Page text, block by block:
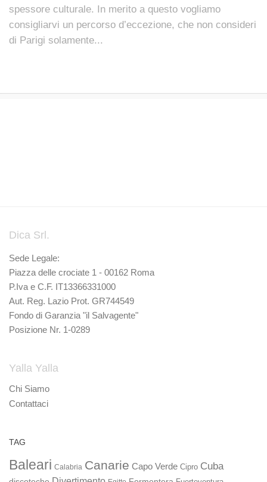
spessore culturale. In merito a questo vogliamo
consigliarvi un percorso d’eccezione, che non consideri
di Parigi solamente...
Dica Srl.
Sede Legale:
Piazza delle crociate 1 - 00162 Roma
P.Iva e C.F. IT13366331000
Aut. Reg. Lazio Prot. GR744549
Fondo di Garanzia "il Salvagente"
Posizione Nr. 1-0289
Yalla Yalla
Chi Siamo
Contattaci
TAG
Baleari Calabria Canarie Capo Verde Cipro Cuba